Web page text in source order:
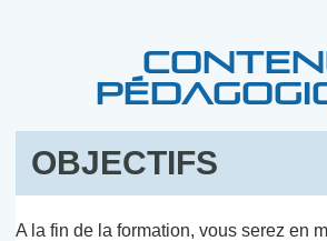
OBJECTIFS
A la fin de la formation, vous serez en